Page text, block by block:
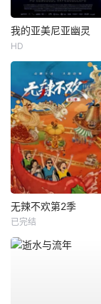
我的亚美尼亚幽灵
HD
无辣不欢第2季
已完结